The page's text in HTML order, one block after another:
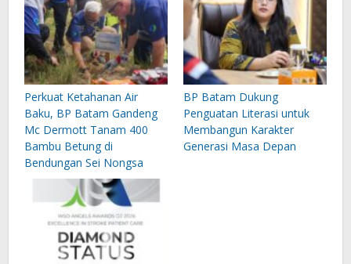
Perkuat Ketahanan Air
Baku, BP Batam Gandeng
Mc Dermott Tanam 400
Bambu Betung di
Bendungan Sei Nongsa
BP Batam Dukung
Penguatan Literasi untuk
Membangun Karakter
Generasi Masa Depan